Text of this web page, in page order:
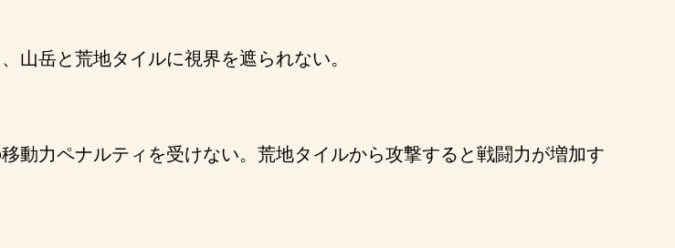
山岳と荒地タイルに視界を遮られない。
動力ペナルティを受けない。荒地タイルから攻撃すると戦闘力が増加す